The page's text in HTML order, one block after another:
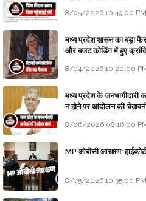
8/05/2026 10:49:00 PM
मध्य प्रदेश शासन का बड़ा
और बजट कोडिंग में हुए
8/04/2026 10:20:00
मध्य प्रदेश के जनभागीदारी
न होने पर आंदोलन की
8/06/2026 08:16:00
MP ओबीसी आरक्षण: हाईकोर्ट
8/05/2026 10:35:00 PM